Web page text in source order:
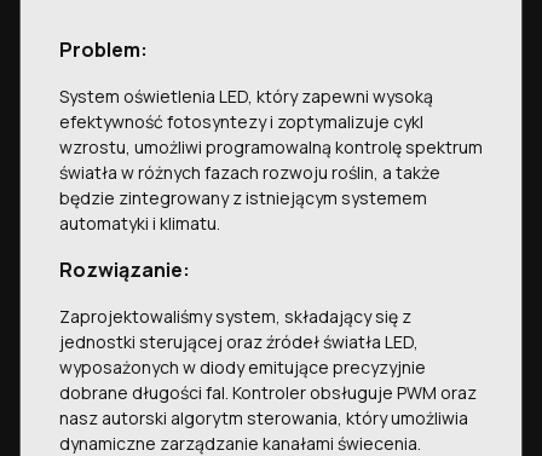
Problem:
System oświetlenia LED, który zapewni wysoką
efektywność fotosyntezy i zoptymalizuje cykl
wzrostu, umożliwi programowalną kontrolę spektrum
światła w różnych fazach rozwoju roślin, a także
będzie zintegrowany z istniejącym systemem
automatyki i klimatu.
Rozwiązanie:
Zaprojektowaliśmy system, składający się z
jednostki sterującej oraz źródeł światła LED,
wyposażonych w diody emitujące precyzyjnie
dobrane długości fal. Kontroler obsługuje PWM oraz
nasz autorski algorytm sterowania, który umożliwia
dynamiczne zarządzanie kanałami świecenia.